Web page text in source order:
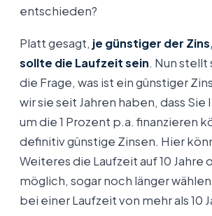
entschieden?
Platt gesagt, je günstiger der
sollte die Laufzeit sein. Nun stellt
die Frage, was ist ein günstiger
wir sie seit Jahren haben, dass
um die 1 Prozent p.a. finanzieren
definitiv günstige Zinsen. Hier
Weiteres die Laufzeit auf 10 Jahre
möglich, sogar noch länger
bei einer Laufzeit von mehr als 10